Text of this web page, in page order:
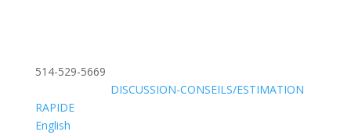
514-529-5669
DISCUSSION-CONSEILS/ESTIMATION
RAPIDE
English